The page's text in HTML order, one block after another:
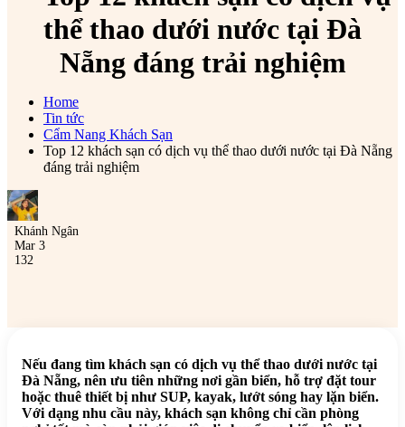
thể thao dưới nước tại Đà
Nẵng đáng trải nghiệm
Home
Tin tức
Cẩm Nang Khách Sạn
Top 12 khách sạn có dịch vụ thể thao dưới nước tại Đà Nẵng
đáng trải nghiệm
Khánh Ngân
Mar 3
132
Nếu đang tìm khách sạn có dịch vụ thể thao dưới nước tại
Đà Nẵng, nên ưu tiên những nơi gần biển, hỗ trợ đặt tour
hoặc thuê thiết bị như SUP, kayak, lướt sóng hay lặn biển.
Với dạng nhu cầu này, khách sạn không chỉ cần phòng